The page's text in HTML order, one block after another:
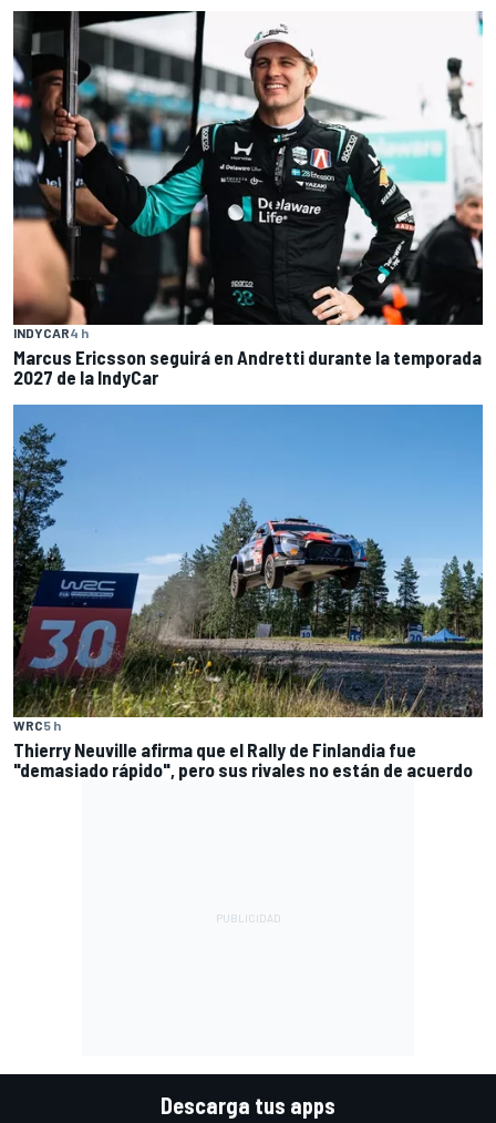
INDYCAR4 h
Marcus Ericsson seguirá en Andretti durante la temporada
2027 de la IndyCar
WRC5 h
Thierry Neuville afirma que el Rally de Finlandia fue
"demasiado rápido", pero sus rivales no están de acuerdo
Descarga tus apps